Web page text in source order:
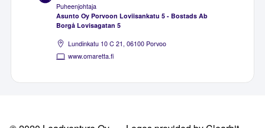
Puheenjohtaja
Asunto Oy Porvoon Loviisankatu 5 - Bostads Ab
Borgå Lovisagatan 5
Lundinkatu 10 C 21, 06100 Porvoo
www.omaretta.fi